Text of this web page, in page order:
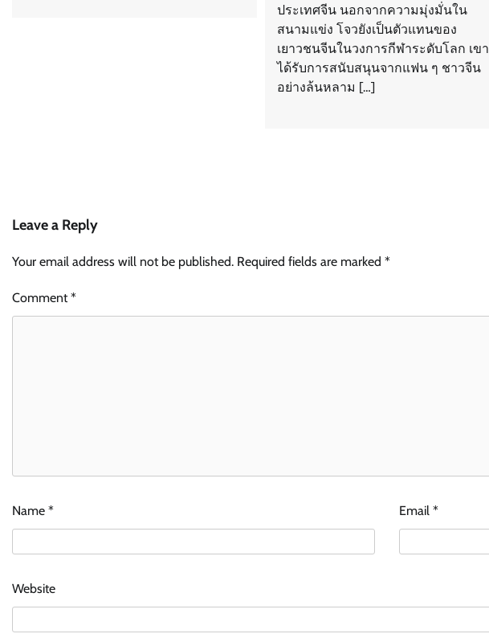
ประเทศจีน นอกจากความมุ่งมั่นใน
สนามแข่ง โจวยังเป็นตัวแทนของ
เยาวชนจีนในวงการกีฬาระดับโลก เขา
ได้รับการสนับสนุนจากแฟน ๆ ชาวจีน
อย่างล้นหลาม […]
Leave a Reply
Your email address will not be published. Required fields are marked *
Comment*
Name * Email*
Website